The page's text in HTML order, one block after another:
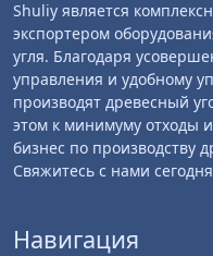
Shuliy является
экспортером
угля. Благодаря
управления и удобному
производят древесный
этом к минимуму отходы
бизнес по производству
Свяжитесь с нами
Навигация